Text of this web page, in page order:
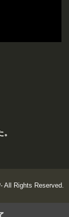
All Rights Reserved.